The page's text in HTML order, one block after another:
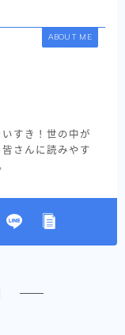
ABOUT ME
すき！世の中が
さんに読みやす